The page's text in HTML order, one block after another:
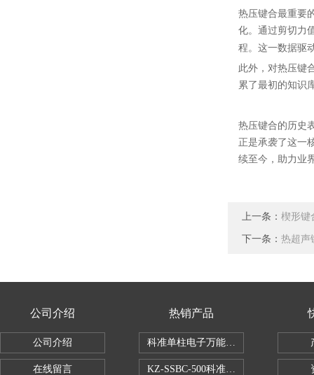
热压键合最重要
化。通过剪切力
程。这一数据驱
此外，对热压键
累了最初的知识
热压键合的历史
正是承袭了这一
续至今，助力业
上一条： 楔形键
下一条： 热超声
公司介绍
公司介绍
在线留言
热销产品
科准单柱电子万能拉力机KZ-SSBC-500
KZ-SSBC-500科准单柱电子万能试验